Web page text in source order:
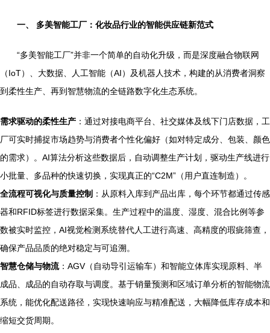
一、 多美智能工厂：化妆品行业的智能供应链新范式
“多美智能工厂”并非一个简单的自动化升级，而是深度融合物联网
（IoT）、大数据、人工智能（AI）及机器人技术，构建的从消费者洞察
到柔性生产、再到智慧物流的全链路数字化生态系统。
需求驱动的柔性生产 ：通过对接电商平台、社交媒体及线下门店数据，工
厂可实时捕捉市场趋势与消费者个性化偏好（如对特定成分、包装、颜色
的需求）。AI算法分析这些数据后，自动调整生产计划，驱动生产线进行
小批量、多品种的快速切换，实现真正的“C2M”（用户直连制造）。
全流程可视化与质量控制 ：从原料入库到产品出库，每个环节都通过传感
器和RFID标签进行数据采集。生产过程中的温度、湿度、混合比例等参
数被实时监控，AI视觉检测系统替代人工进行高速、高精度的瑕疵筛查，
确保产品品质的绝对稳定与可追溯。
智慧仓储与物流：AGV（自动导引运输车）和智能立体库实现原料、半
成品、成品的自动存取与调度。基于销量预测和区域订单分析的智能物流
系统，能优化配送路径，实现快速响应与精准配送，大幅降低库存成本和
缩短交货周期。